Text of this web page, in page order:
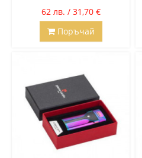
62 лв. / 31,70 €
Поръчай